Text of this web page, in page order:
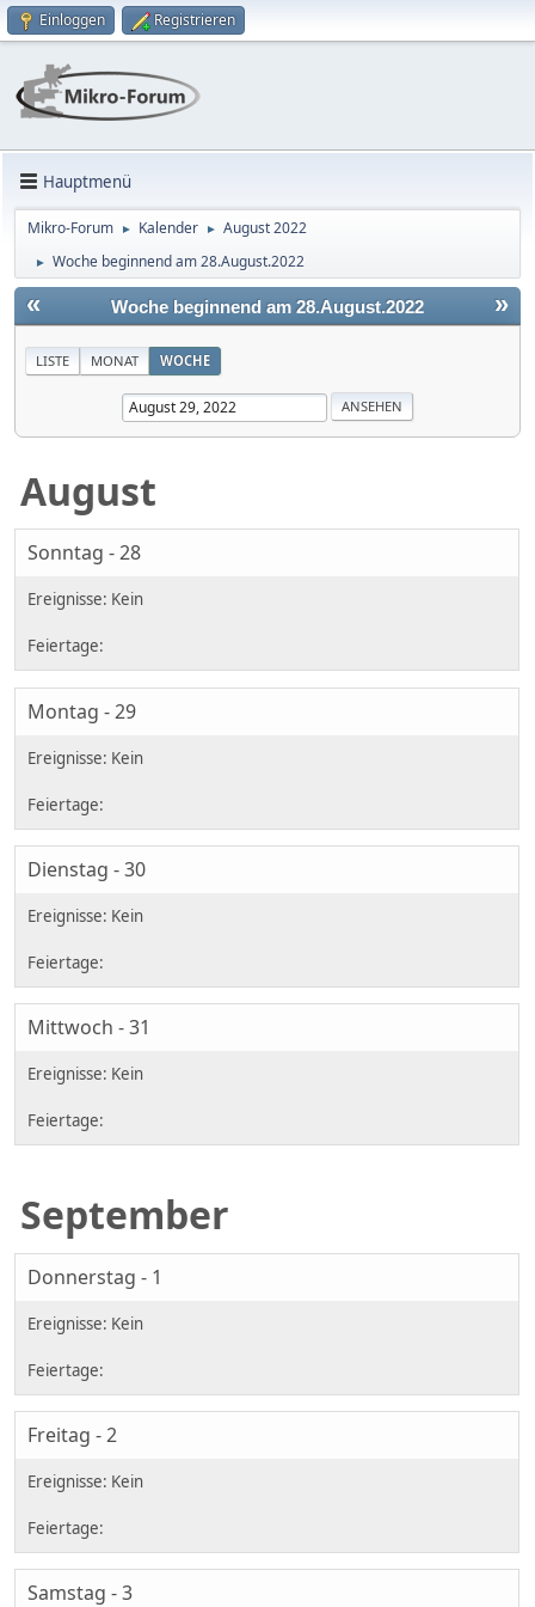
Einloggen Registrieren
Hauptmenü
Mikro-Forum ► Kalender ► August 2022
► Woche beginnend am 28.August.2022
« »
Woche beginnend am 28.August.2022
LISTE MONAT WOCHE
August
Sonntag - 28
Montag - 29
Dienstag - 30
Mittwoch - 31
September
Donnerstag - 1
Freitag - 2
Samstag - 3